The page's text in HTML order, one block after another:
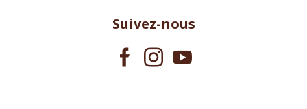
Suivez-nous